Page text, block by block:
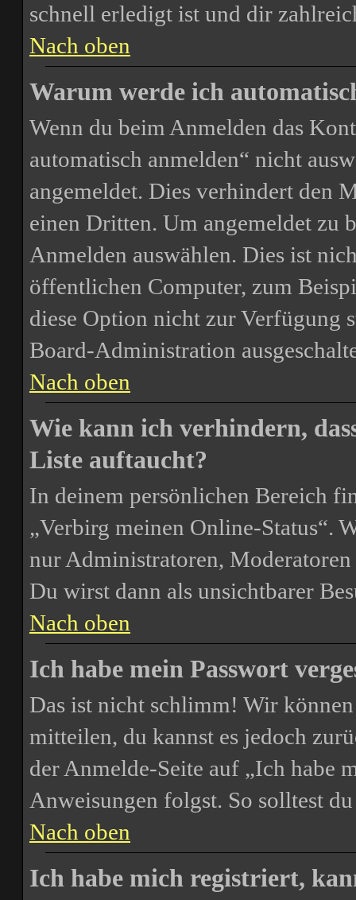
schnell erledigt ist und dir
Nach oben
Warum werde ich
Wenn du beim Anmelden das
automatisch anmelden“ nicht
angemeldet. Dies verhindert den
einen Dritten. Um angemeldet zu
Anmelden auswählen. Dies ist
öffentlichen Computer, zum
diese Option nicht zur Verfügung
Board-Administration
Nach oben
Wie kann ich verhindern,
Liste auftaucht?
In deinem persönlichen Bereich
„Verbirg meinen Online-Status“.
nur Administratoren,
Du wirst dann als unsichtbarer
Nach oben
Ich habe mein Passwort
Das ist nicht schlimm! Wir
mitteilen, du kannst es jedoch
der Anmelde-Seite auf „Ich habe
Anweisungen folgst. So solltest
Nach oben
Ich habe mich registriert,